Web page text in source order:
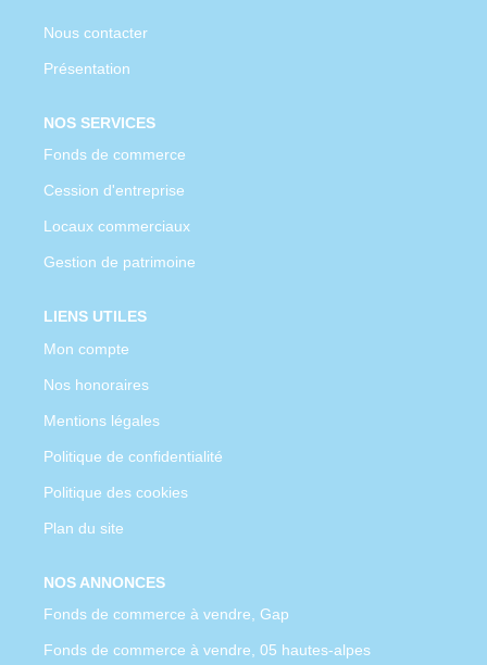
Nous contacter
Présentation
NOS SERVICES
Fonds de commerce
Cession d'entreprise
Locaux commerciaux
Gestion de patrimoine
LIENS UTILES
Mon compte
Nos honoraires
Mentions légales
Politique de confidentialité
Politique des cookies
Plan du site
NOS ANNONCES
Fonds de commerce à vendre, Gap
Fonds de commerce à vendre, 05 hautes-alpes